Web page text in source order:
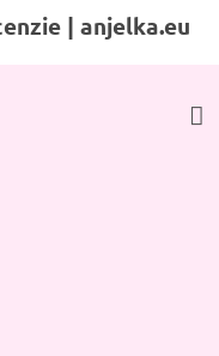
| anjelka.eu